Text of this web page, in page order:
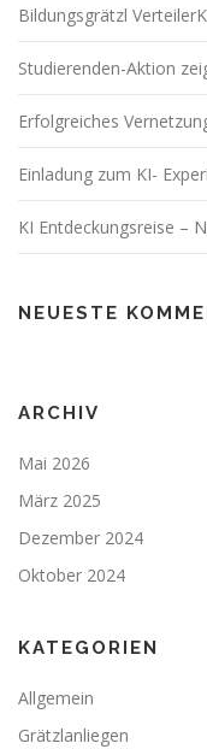
Bildungsgrätzl
Studierenden-Aktion
Erfolgreiches
Einladung zum KI-
KI Entdeckungsreise –
NEUESTE
ARCHIV
Mai 2026
März 2025
Dezember 2024
Oktober 2024
KATEGORIEN
Allgemein
Grätzlanliegen